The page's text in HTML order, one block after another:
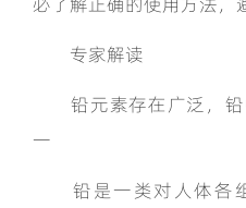
专家解读
铅元素存在广泛，铅
一
铅是一类对人体各